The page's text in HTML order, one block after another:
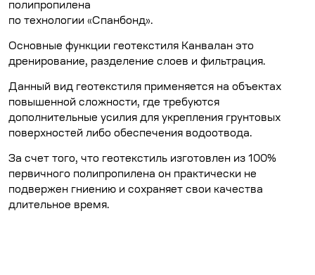
полипропилена
по технологии «Спанбонд».
Основные функции геотекстиля Канвалан это
дренирование, разделение слоев и фильтрация.
Данный вид геотекстиля применяется на объектах
повышенной сложности, где требуются
дополнительные усилия для укрепления грунтовых
поверхностей либо обеспечения водоотвода.
За счет того, что геотекстиль изготовлен из 100%
первичного полипропилена он практически не
подвержен гниению и сохраняет свои качества
длительное время.